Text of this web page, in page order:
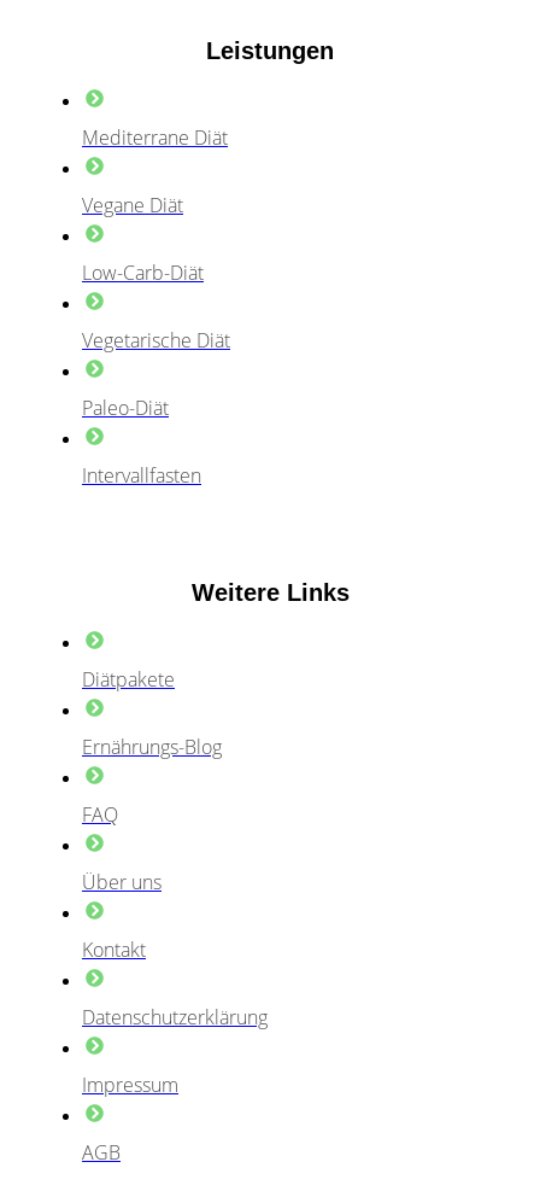
Leistungen
Mediterrane Diät
Vegane Diät
Low-Carb-Diät
Vegetarische Diät
Paleo-Diät
Intervallfasten
Weitere Links
Diätpakete
Ernährungs-Blog
FAQ
Über uns
Kontakt
Datenschutzerklärung
Impressum
AGB